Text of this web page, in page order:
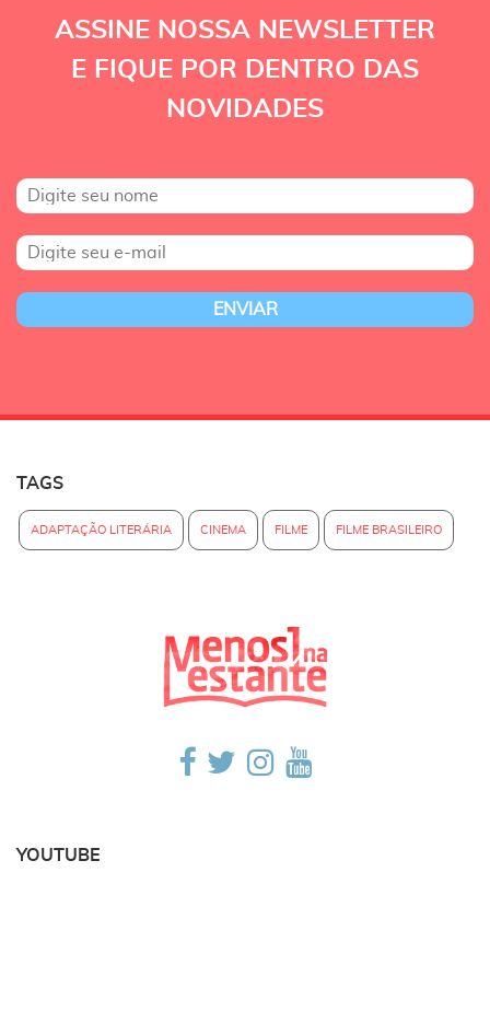
ASSINE NOSSA NEWSLETTER
E FIQUE POR DENTRO DAS
NOVIDADES
TAGS
ADAPTAÇÃO LITERÁRIA CINEMA FILME FILME BRASILEIRO
YOUTUBE